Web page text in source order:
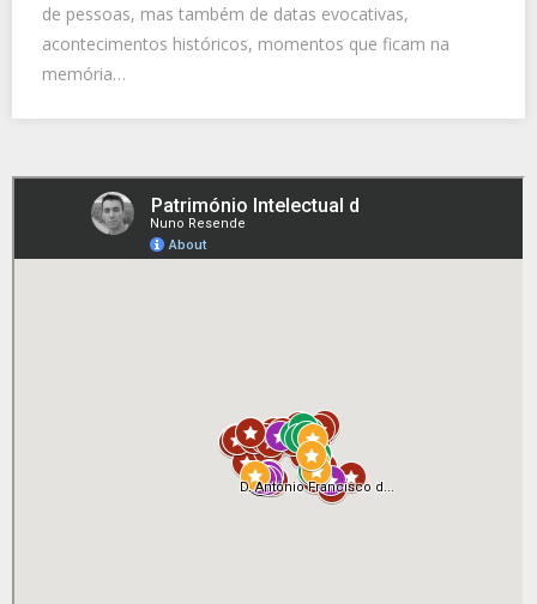
de pessoas, mas também de datas evocativas,
acontecimentos históricos, momentos que ficam na
memória…